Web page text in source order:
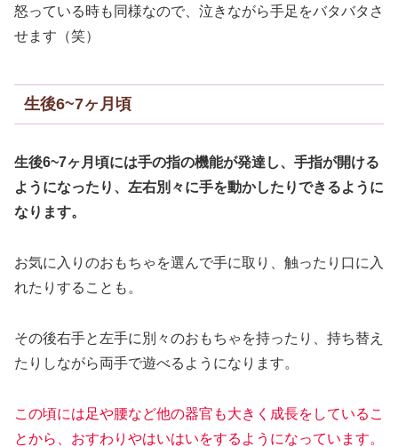
怒っている時も同様なので、泣きながら手足をバタバタさ
せます（笑）
生後6~7ヶ月頃
生後6~7ヶ月頃には手の指の機能が発達し、手指が開ける
ようになったり、左右別々に手を動かしたりできるように
なります。
お気に入りのおもちゃを選んで手に取り、触ったり口に入
れたりすることも。
その後右手と左手に別々のおもちゃを持ったり、持ち替え
たりしながら両手で遊べるようになります。
この頃には足や腰など他の器官も大きく成長をしているこ
とから、おすわりやはいはいをするようになっています。